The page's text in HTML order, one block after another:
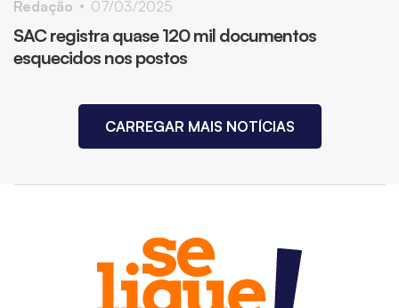
SAC registra quase 120 mil documentos
esquecidos nos postos
Redação 07/03/2025
CARREGAR MAIS NOTÍCIAS